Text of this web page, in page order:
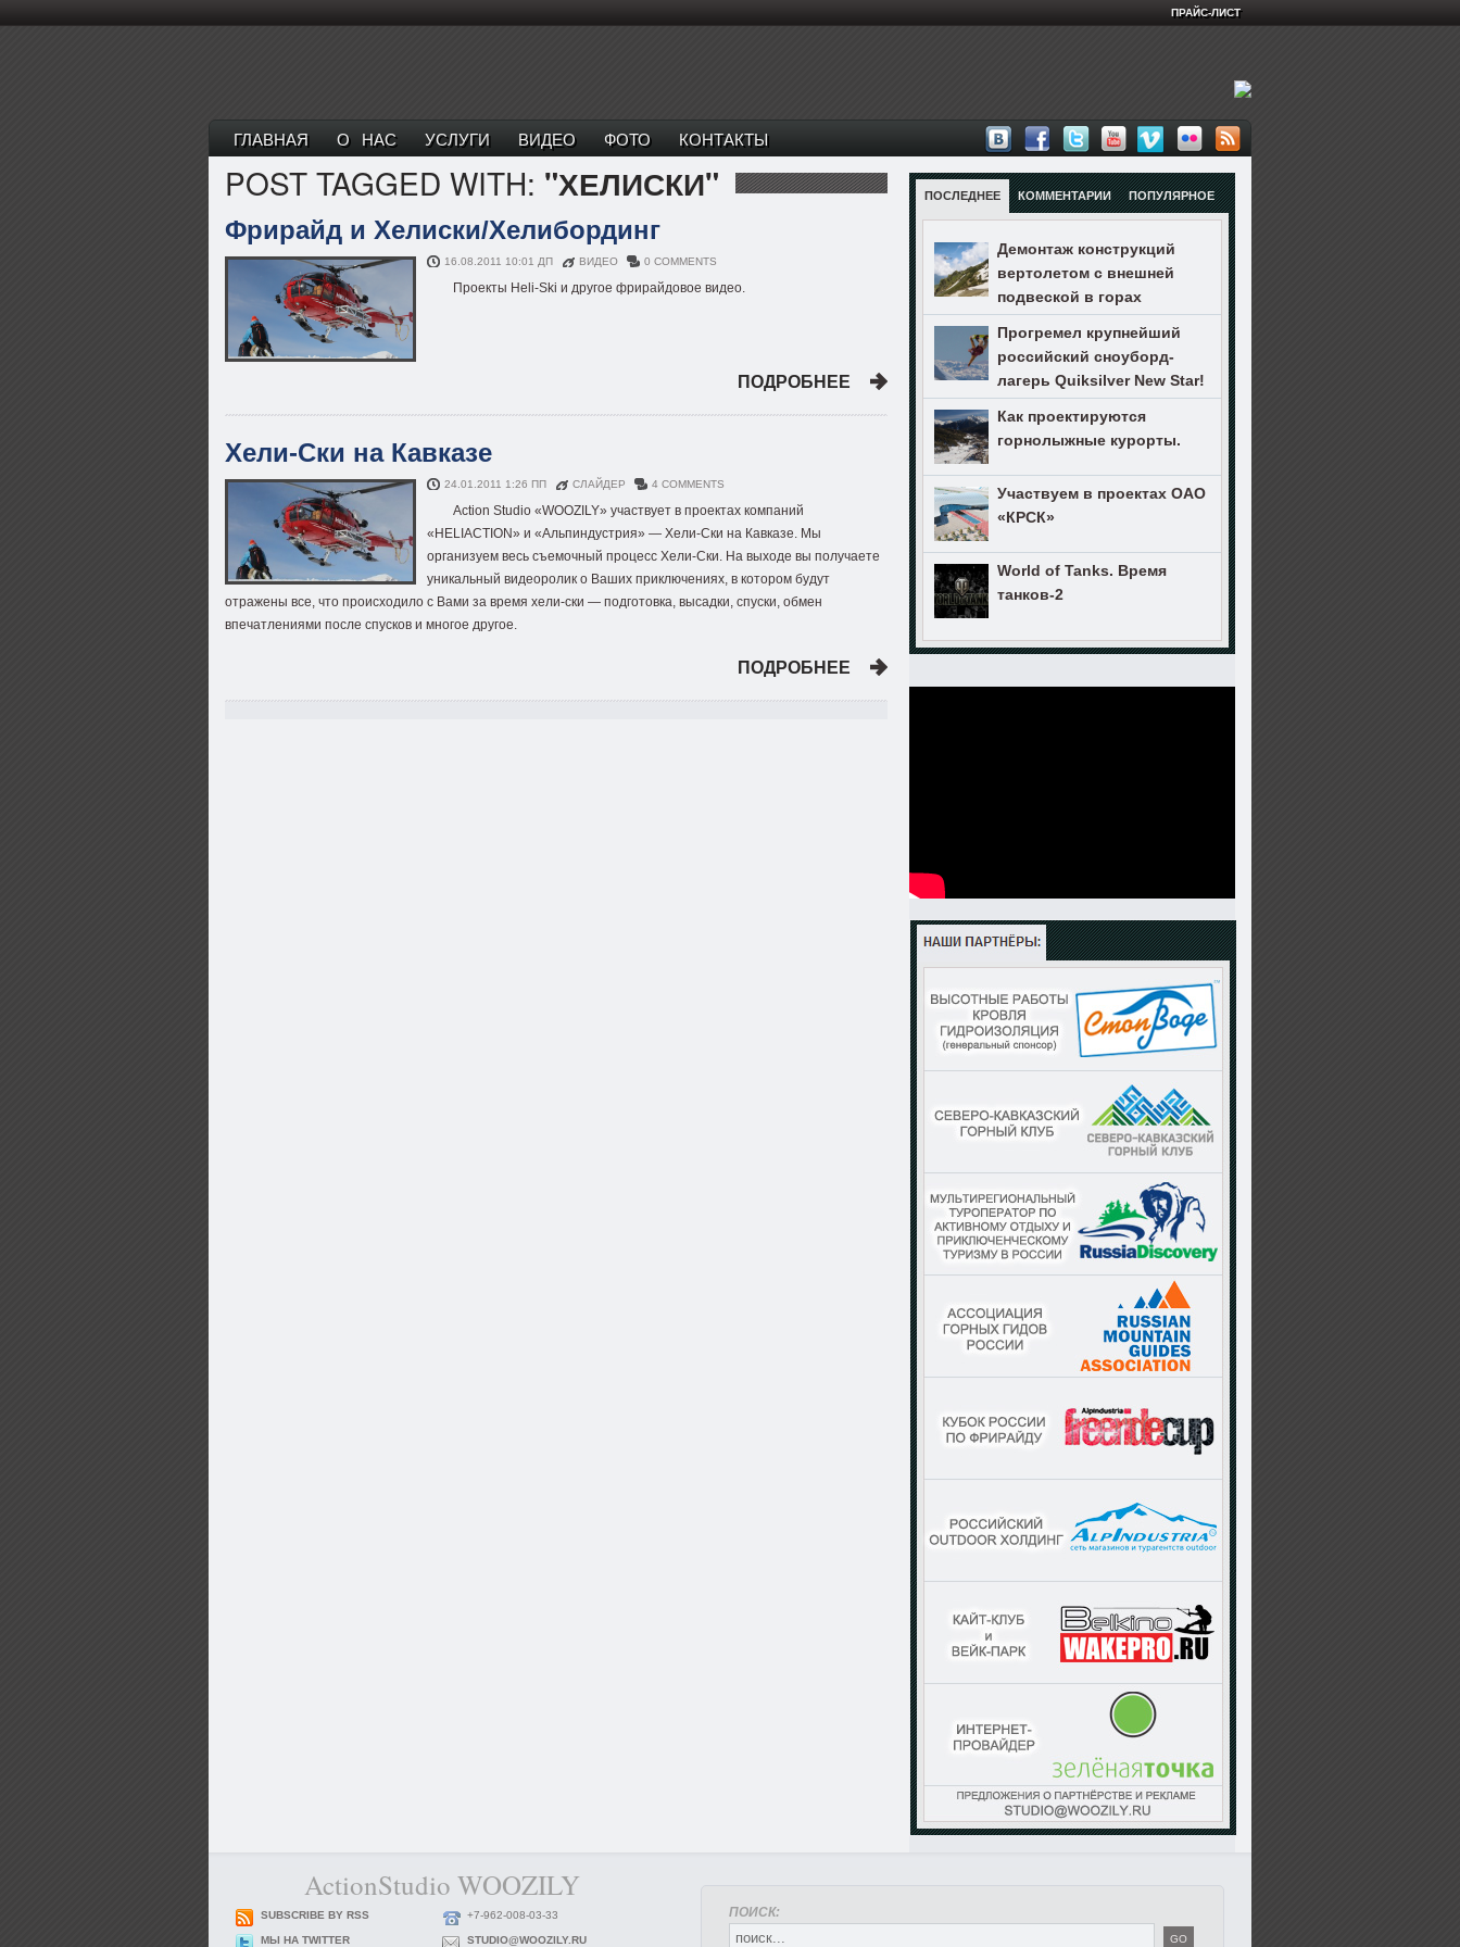
ПРАЙС-ЛИСТ
ГЛАВНАЯ О НАС УСЛУГИ ВИДЕО ФОТО КОНТАКТЫ
POST TAGGED WITH: "ХЕЛИСКИ"
Фрирайд и Хелиски/Хелибординг
16.08.2011 10:01 ДП ВИДЕО 0 COMMENTS
Проекты Heli-Ski и другое фрирайдовое видео.
ПОДРОБНЕЕ
Хели-Ски на Кавказе
24.01.2011 1:26 ПП СЛАЙДЕР 4 COMMENTS
Action Studio «WOOZILY» участвует в проектах компаний
«HELIACTION» и «Альпиндустрия» — Хели-Ски на Кавказе. Мы
организуем весь съемочный процесс Хели-Ски. На выходе вы получаете
уникальный видеоролик о Ваших приключениях, в котором будут
отражены все, что происходило с Вами за время хели-ски — подготовка, высадки, спуски, обмен
впечатлениями после спусков и многое другое.
ПОДРОБНЕЕ
ПОСЛЕДНЕЕ КОММЕНТАРИИ ПОПУЛЯРНОЕ
Демонтаж конструкций
вертолетом с внешней
подвеской в горах
Прогремел крупнейший
российский сноуборд-
лагерь Quiksilver New Star!
Как проектируются
горнолыжные курорты.
Участвуем в проектах ОАО
«КРСК»
World of Tanks. Время
танков-2
ActionStudio WOOZILY
SUBSCRIBE BY RSS +7-962-008-03-33
МЫ НА TWITTER STUDIO@WOOZILY.RU
ПОИСК: